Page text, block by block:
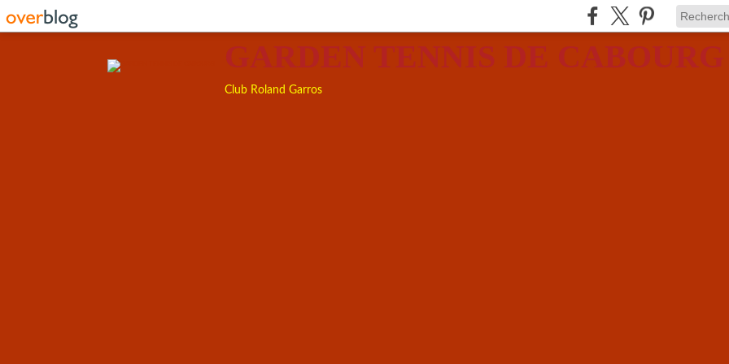
GARDEN TENNIS DE CABOURG
Club Roland Garros